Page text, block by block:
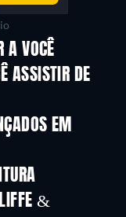
A VOCÊ
ASSISTIR DE
EM
&